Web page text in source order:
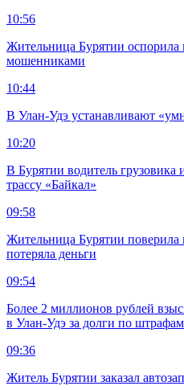
10:56
Жительница Бурятии оспорила
мошенниками
10:44
В Улан-Удэ устанавливают
10:20
В Бурятии водитель грузовика
трассу «Байкал»
09:58
Жительница Бурятии
потеряла деньги
09:54
Более 2 миллионов рублей
в Улан-Удэ за долги по штрафам
09:36
Житель Бурятии заказал